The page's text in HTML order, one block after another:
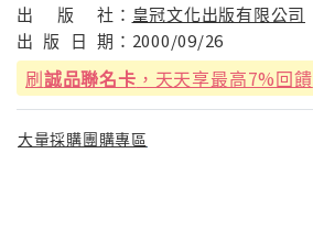
出
版 社： 皇冠文化出版有限公司
出 版 日 期： 2000/09/26
刷誠品聯名卡 ，天天享最高7%回饋
大量採購團購專區